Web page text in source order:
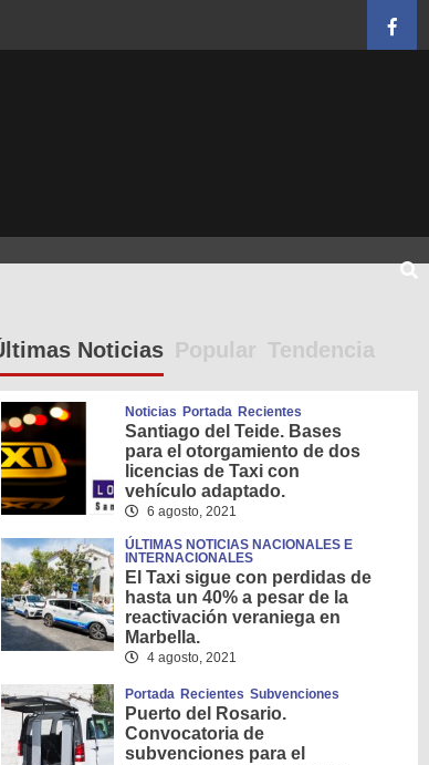
Noticias Popular Tendencia
Noticias Portada Recientes
Santiago del Teide. Bases
para el otorgamiento de dos
licencias de Taxi con
vehículo adaptado.
6 agosto, 2021
ÚLTIMAS NOTICIAS NACIONALES E
INTERNACIONALES
El Taxi sigue con perdidas de
hasta un 40% a pesar de la
reactivación veraniega en
Marbella.
4 agosto, 2021
Portada Recientes Subvenciones
Puerto del Rosario.
Convocatoria de
subvenciones para el